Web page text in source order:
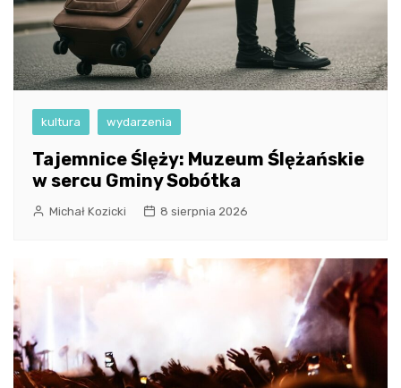
kultura wydarzenia
Tajemnice Ślęży: Muzeum Ślężańskie
w sercu Gminy Sobótka
Michał Kozicki 8 sierpnia 2026